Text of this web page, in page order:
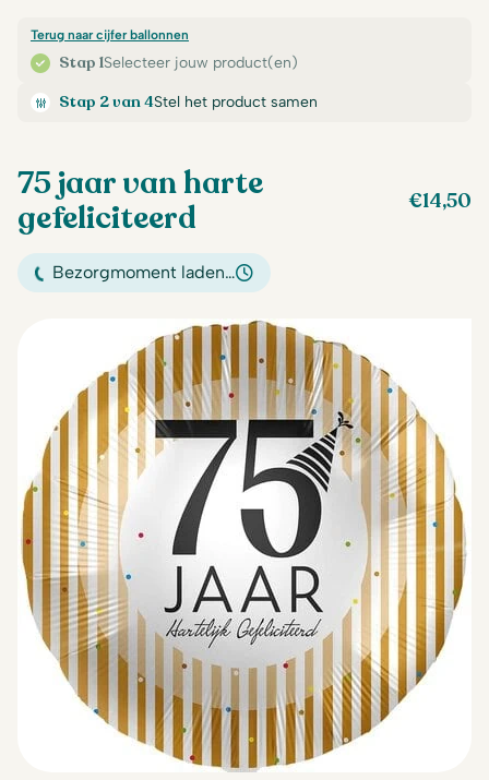
Stap 1Selecteer jouw product(en)
Terug naar cijfer ballonnen
Stap 2 van 4Stel het product samen
75 jaar van harte
gefeliciteerd
€14,50
Bezorgmoment laden…